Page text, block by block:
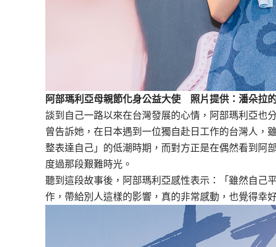
阿部瑪利亞母親節化身公益大使 照片提供：潘朵拉
談到自己一路以來在台灣發展的心情，阿部瑪利亞也
曾告訴她，在日本遇到一位獨自赴日工作的台灣人，
整表達自己」的低潮時期，而對方正是在偶然看到阿
度過那段艱難時光。
聽到這段故事後，阿部瑪利亞感性表示：「雖然自己
作，帶給別人這樣的影響，真的非常感動，也覺得幸